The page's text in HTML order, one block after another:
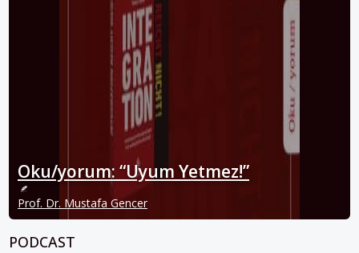
Oku/yorum: “Uyum Yetmez!”
Prof. Dr. Mustafa Gencer
PODCAST